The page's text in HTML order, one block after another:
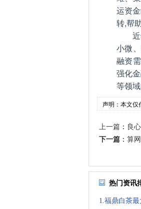
运资
转,帮
小微
融资
强化
等领
声明：本文仅
上一篇 ： 良
下一篇 ： 算
热门资讯
1.福鼎白茶